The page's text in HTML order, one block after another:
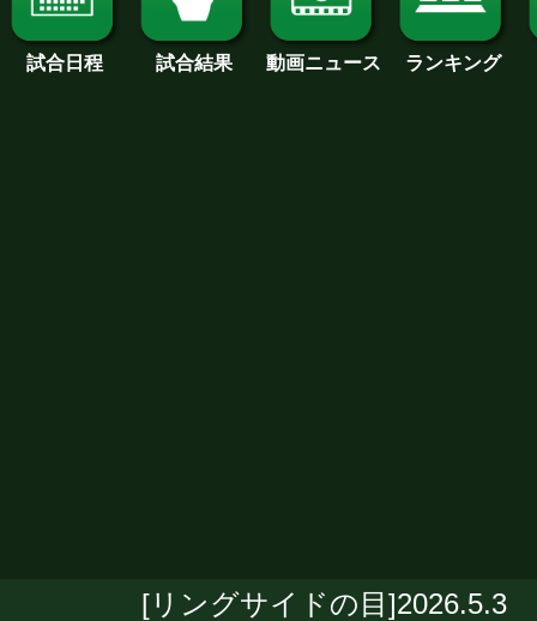
試合日程 試合結果 動画ニュース ランキング
[リングサイドの目]2026.5.3